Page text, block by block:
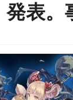
表。